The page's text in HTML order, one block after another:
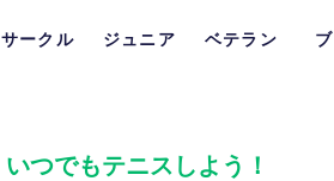
サークル ジュニア ベテラン
いつでもテニスしよう！